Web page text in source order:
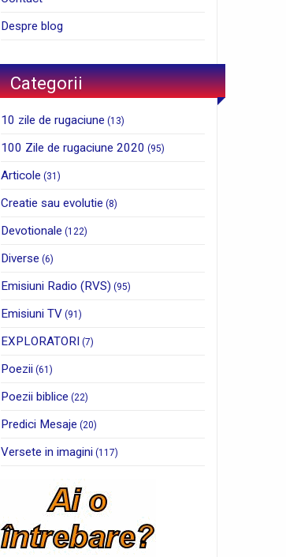
Despre blog
Categorii
10 zile de rugaciune (13)
100 Zile de rugaciune 2020 (95)
Articole (31)
Creatie sau evolutie (8)
Devotionale (122)
Diverse (6)
Emisiuni Radio (RVS) (95)
Emisiuni TV (91)
EXPLORATORI (7)
Poezii (61)
Poezii biblice (22)
Predici Mesaje (20)
Versete in imagini (117)